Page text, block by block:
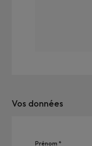
Vos données
Prénom *